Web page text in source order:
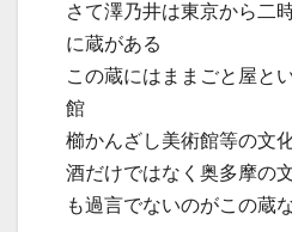
さて澤乃井は東京から二
に蔵がある
この蔵にはままごと屋と
館
櫛かんざし美術館等の文
酒だけではなく奥多摩の
も過言でないのがこの蔵